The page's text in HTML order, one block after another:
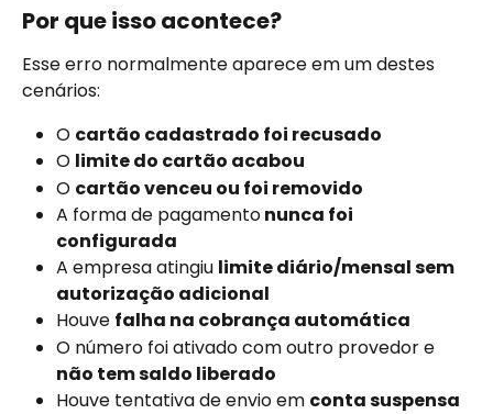
Por que isso acontece?
Esse erro normalmente aparece em um destes
cenários:
O cartão cadastrado foi recusado
O limite do cartão acabou
O cartão venceu ou foi removido
A forma de pagamento nunca foi
configurada
A empresa atingiu limite diário/mensal sem
autorização adicional
Houve falha na cobrança automática
O número foi ativado com outro provedor e
não tem saldo liberado
Houve tentativa de envio em conta suspensa